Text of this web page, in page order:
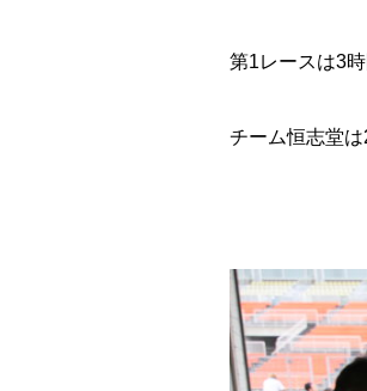
第1レースは3
チーム恒志堂